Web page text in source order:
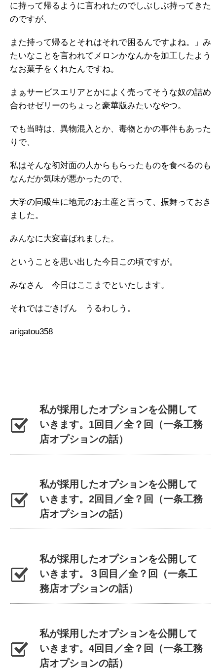
に持って帰るように言われたのでしぶしぶ持ってきた
のですが、
また持って帰るとそれはそれで困るんですよね。」み
たいなことを言われてメロンかなんかを加工したよう
なお菓子をくれたんですね。
まぁサービスエリアとかによく売ってそうな奴の詰め
合わせゼリーのちょっと豪華版みたいなやつ。
でも当時は、異物混入とか、毒物とかの事件もあった
りで、
私はそんな初対面の人からもらったものを食べるのも
なんだか気味が悪かったので、
大学の同級生に地元のお土産と言って、振舞っておき
ました。
みんなに大変喜ばれました。
ということを思い出した今日この頃ですが。
みなさん 今日はここまでといたします。
それではごきげん うるわしう。
arigatou358
私が採用したオプションを公開して
いきます。1回目／全？回（一条工務
店オプションの話）
私が採用したオプションを公開して
いきます。2回目／全？回（一条工務
店オプションの話）
私が採用したオプションを公開して
いきます。３回目／全？回（一条工
務店オプションの話）
私が採用したオプションを公開して
いきます。4回目／全？回（一条工務
店オプションの話）